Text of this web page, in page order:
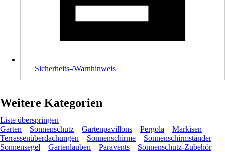
Sicherheits-/Warnhinweis
Weitere Kategorien
Liste überspringen
Garten
Sonnenschutz Gartenpavillons Pergola
Markisen
Terrassenüberdachungen
Sonnenschirme
Sonnenschirmständer
Sonnensegel
Gartenlauben Paravents Sonnenschutz-Zubehör